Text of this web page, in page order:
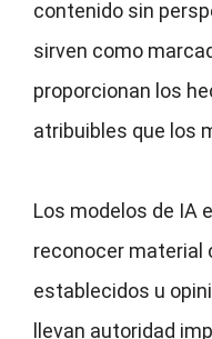
contenido sin
sirven como
proporcionan los
atribuibles que los
Los modelos de IA
reconocer material
establecidos u
llevan autoridad